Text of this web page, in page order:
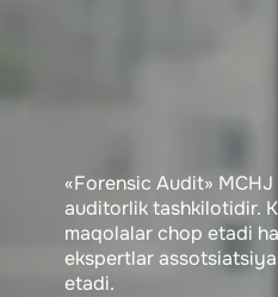
«Forensic Audit»
auditorlik tashkilotidir.
maqolalar chop etadi
ekspertlar
etadi.